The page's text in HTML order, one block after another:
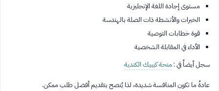
مستوى إجادة اللغة الإنجليزية
الخبرات والأنشطة ذات الصلة بالهندسة
قوة خطابات التوصية
الأداء في المقابلة الشخصية
سجل أيضاً في :منحة كيبيك الكندية
عادةً ما تكون المنافسة شديدة، لذا يُنصح بتقديم أفضل طلب ممكن.